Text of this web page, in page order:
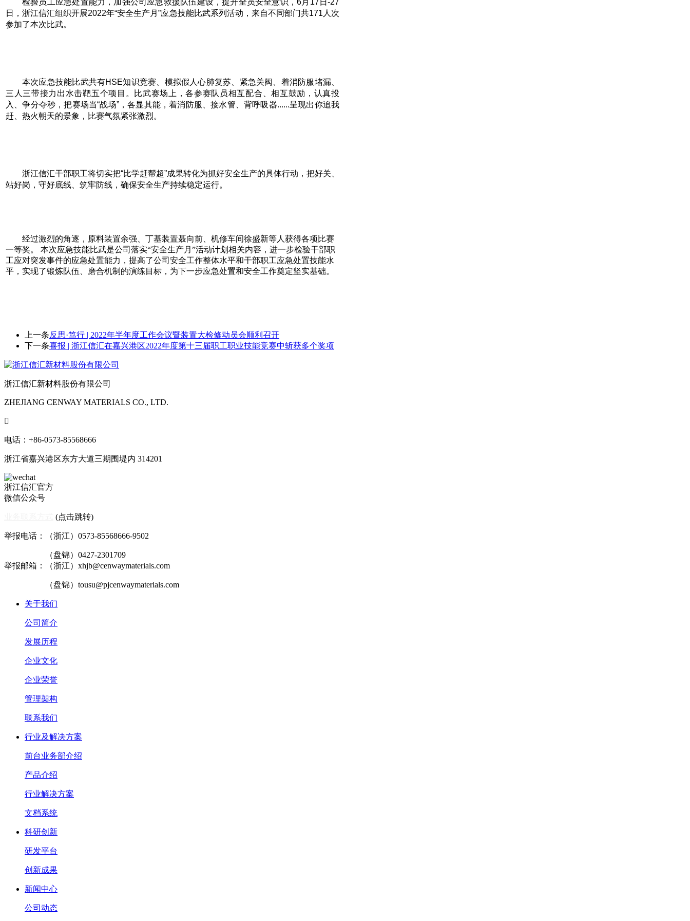
检验员工应急处置能力，加强公司应急救援队伍建设，提升全员安全意识，6月17日-27
日，浙江信汇组织开展2022年“安全生产月”应急技能比武系列活动，来自不同部门共171人次
参加了本次比武。
本次应急技能比武共有HSE知识竞赛、模拟假人心肺复苏、紧急关阀、着消防服堵漏、
三人三带接力出水击靶五个项目。比武赛场上，各参赛队员相互配合、相互鼓励，认真投
入、争分夺秒，把赛场当“战场”，各显其能，着消防服、接水管、背呼吸器......呈现出你追我
赶、热火朝天的景象，比赛气氛紧张激烈。
浙江信汇干部职工将切实把“比学赶帮超”成果转化为抓好安全生产的具体行动，把好关、
站好岗，守好底线、筑牢防线，确保安全生产持续稳定运行。
经过激烈的角逐，原料装置余强、丁基装置聂向前、机修车间徐盛新等人获得各项比赛
一等奖。 本次应急技能比武是公司落实“安全生产月”活动计划相关内容，进一步检验干部职
工应对突发事件的应急处置能力，提高了公司安全工作整体水平和干部职工应急处置技能水
平，实现了锻炼队伍、磨合机制的演练目标，为下一步应急处置和安全工作奠定坚实基础。
上一条反思·笃行 | 2022年半年度工作会议暨装置大检修动员会顺利召开
下一条喜报 | 浙江信汇在嘉兴港区2022年度第十三届职工职业技能竞赛中斩获多个奖项
浙江信汇新材料股份有限公司
ZHEJIANG CENWAY MATERIALS CO., LTD.

电话：+86-0573-85568666
浙江省嘉兴港区东方大道三期围堤内 314201
浙江信汇官方
微信公众号
(点击跳转)
举报电话：（浙江）0573-85568666-9502
（盘锦）0427-2301709
举报邮箱：（浙江）xhjb@cenwaymaterials.com
（盘锦）tousu@pjcenwaymaterials.com
关于我们
公司简介
发展历程
企业文化
企业荣誉
管理架构
联系我们
行业及解决方案
前台业务部介绍
产品介绍
行业解决方案
文档系统
科研创新
研发平台
创新成果
新闻中心
公司动态